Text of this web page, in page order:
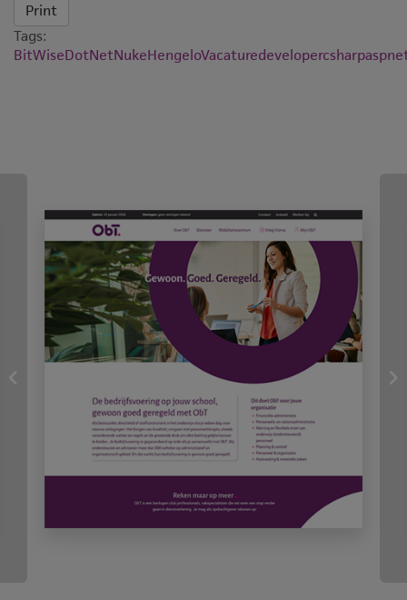
Print
Tags:
BitWiseDotNetNukeHengeloVacaturedevelopercsharp